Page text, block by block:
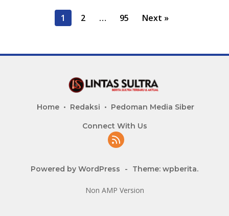
t
1 2 … 95 Next »
Home Redaksi Pedoman Media Siber
Connect With Us
Powered by WordPress - Theme: wpberita.
Non AMP Version